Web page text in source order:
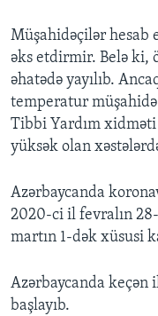
Müşahidəçilər hesab
əks etdirmir. Belə ki,
əhatədə yayılıb.
temperatur
Tibbi Yardım
yüksək olan
Azərbaycanda
2020-ci il fevralın
martın 1-dək xüsusi
Azərbaycanda keçən
başlayıb.